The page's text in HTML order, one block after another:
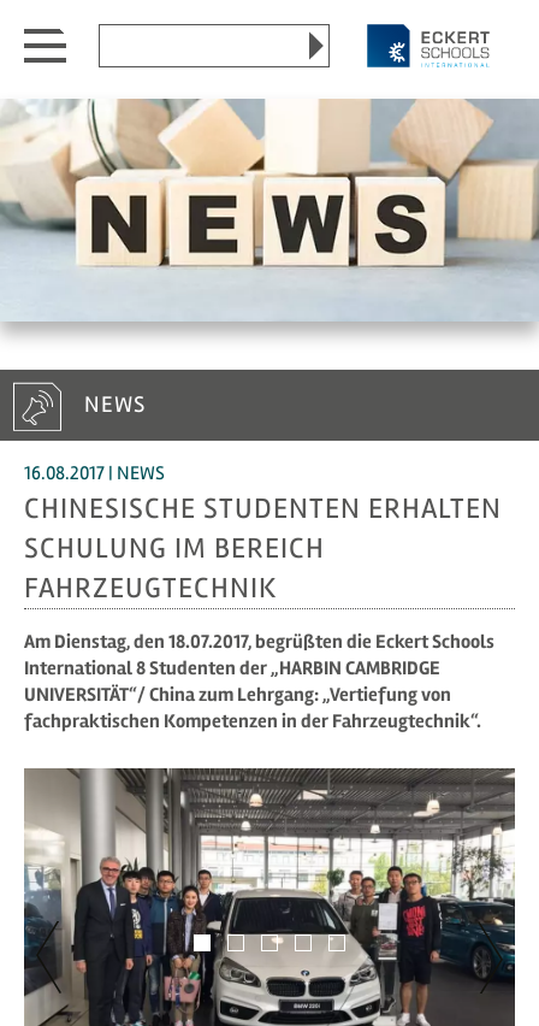
content
menu
Menu open/close
Website
NEWS
16.08.2017 | NEWS
CHINESISCHE STUDENTEN ERHALTEN
SCHULUNG IM BEREICH
FAHRZEUGTECHNIK
Am Dienstag, den 18.07.2017, begrüßten die Eckert Schools
International 8 Studenten der „HARBIN CAMBRIDGE
UNIVERSITÄT“/ China zum Lehrgang: „Vertiefung von
fachpraktischen Kompetenzen in der Fahrzeugtechnik“.